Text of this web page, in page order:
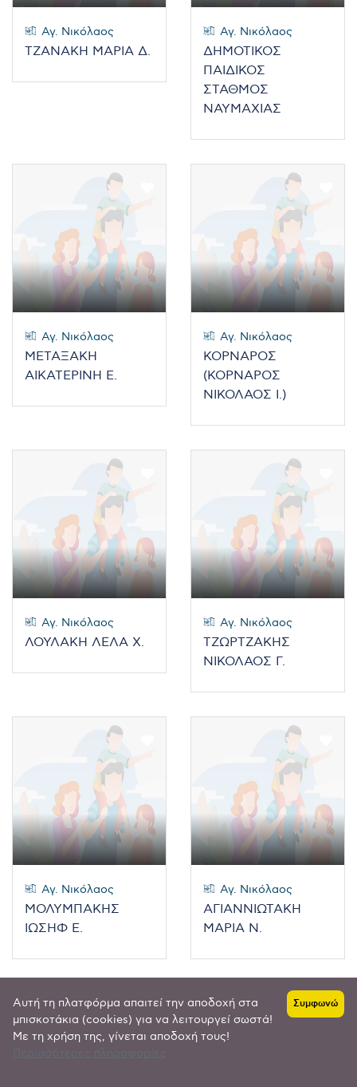
Αγ. Νικόλαος
ΤΖΑΝΑΚΗ ΜΑΡΙΑ Δ.
Αγ. Νικόλαος
ΔΗΜΟΤΙΚΟΣ
ΠΑΙΔΙΚΟΣ
ΣΤΑΘΜΟΣ
ΝΑΥΜΑΧΙΑΣ
Αγ. Νικόλαος
ΜΕΤΑΞΑΚΗ
ΑΙΚΑΤΕΡΙΝΗ Ε.
Αγ. Νικόλαος
ΚΟΡΝΑΡΟΣ
(ΚΟΡΝΑΡΟΣ
ΝΙΚΟΛΑΟΣ Ι.)
Αγ. Νικόλαος
ΛΟΥΛΑΚΗ ΛΕΛΑ Χ.
Αγ. Νικόλαος
ΤΖΩΡΤΖΑΚΗΣ
ΝΙΚΟΛΑΟΣ Γ.
Αγ. Νικόλαος
ΜΟΛΥΜΠΑΚΗΣ
ΙΩΣΗΦ Ε.
Αγ. Νικόλαος
ΑΓΙΑΝΝΙΩΤΑΚΗ
ΜΑΡΙΑ Ν.
Αυτή τη πλατφόρμα απαιτεί την αποδοχή στα
μπισκοτάκια (cookies) για να λειτουργεί σωστά!
Με τη χρήση της, γίνεται αποδοχή τους!
Συμφωνώ